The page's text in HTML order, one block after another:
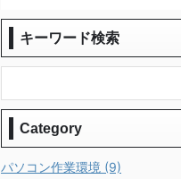
キーワード検索
Category
パソコン作業環境 (9)